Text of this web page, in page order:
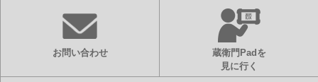
お問い合わせ
蔵衛門Padを
見に行く